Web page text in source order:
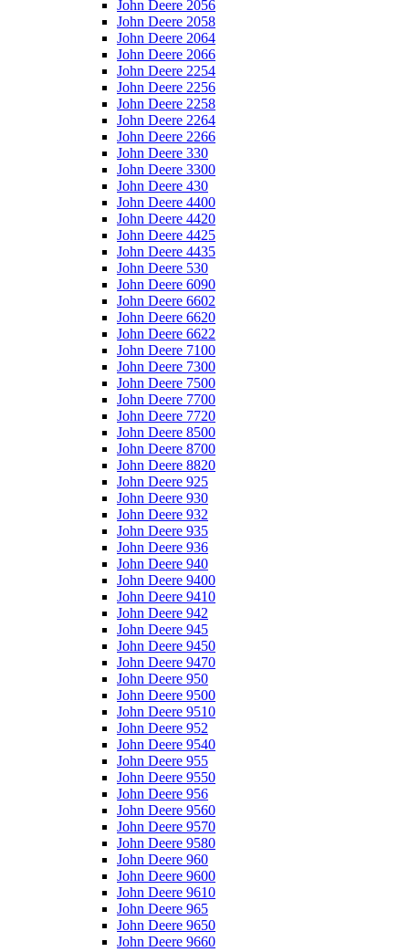
John Deere 2056
John Deere 2058
John Deere 2064
John Deere 2066
John Deere 2254
John Deere 2256
John Deere 2258
John Deere 2264
John Deere 2266
John Deere 330
John Deere 3300
John Deere 430
John Deere 4400
John Deere 4420
John Deere 4425
John Deere 4435
John Deere 530
John Deere 6090
John Deere 6602
John Deere 6620
John Deere 6622
John Deere 7100
John Deere 7300
John Deere 7500
John Deere 7700
John Deere 7720
John Deere 8500
John Deere 8700
John Deere 8820
John Deere 925
John Deere 930
John Deere 932
John Deere 935
John Deere 936
John Deere 940
John Deere 9400
John Deere 9410
John Deere 942
John Deere 945
John Deere 9450
John Deere 9470
John Deere 950
John Deere 9500
John Deere 9510
John Deere 952
John Deere 9540
John Deere 955
John Deere 9550
John Deere 956
John Deere 9560
John Deere 9570
John Deere 9580
John Deere 960
John Deere 9600
John Deere 9610
John Deere 965
John Deere 9650
John Deere 9660